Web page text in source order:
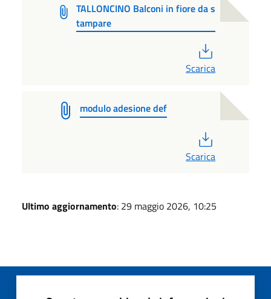
TALLONCINO Balconi in fiore da s
tampare
Scarica
modulo adesione def
Scarica
Ultimo aggiornamento: 29 maggio 2026, 10:25